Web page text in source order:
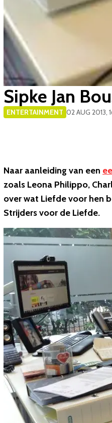
Sipke Jan
ENTERTAINMENT 02 AUG 2013,
Naar aanleiding van een
zoals Leona Philippo,
over wat Liefde voor hen
Strijders voor de Liefde.